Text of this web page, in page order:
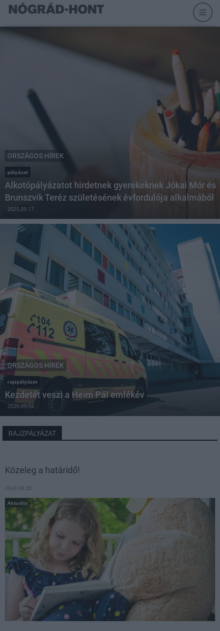
ORSZÁGOS HÍREK
pályázat
Alkotópályázatot hirdetnek gyerekeknek Jókai Mór és
Brunszvik Teréz születésének évfordulója alkalmából
2025.09.17
ORSZÁGOS HÍREK
rajzpályázat
Kezdetét veszi a Heim Pál emlékév
2025.09.04
RAJZPÁLYÁZAT
Közeleg a határidő!
2024.04.28
Aktuális